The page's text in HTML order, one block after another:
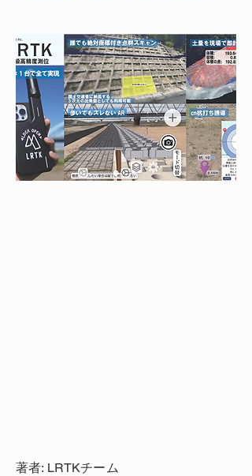
著者: LRTKチーム